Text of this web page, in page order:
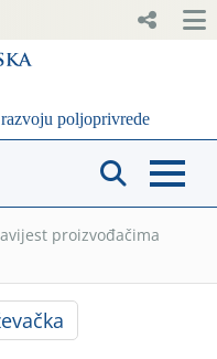
proizvođačima